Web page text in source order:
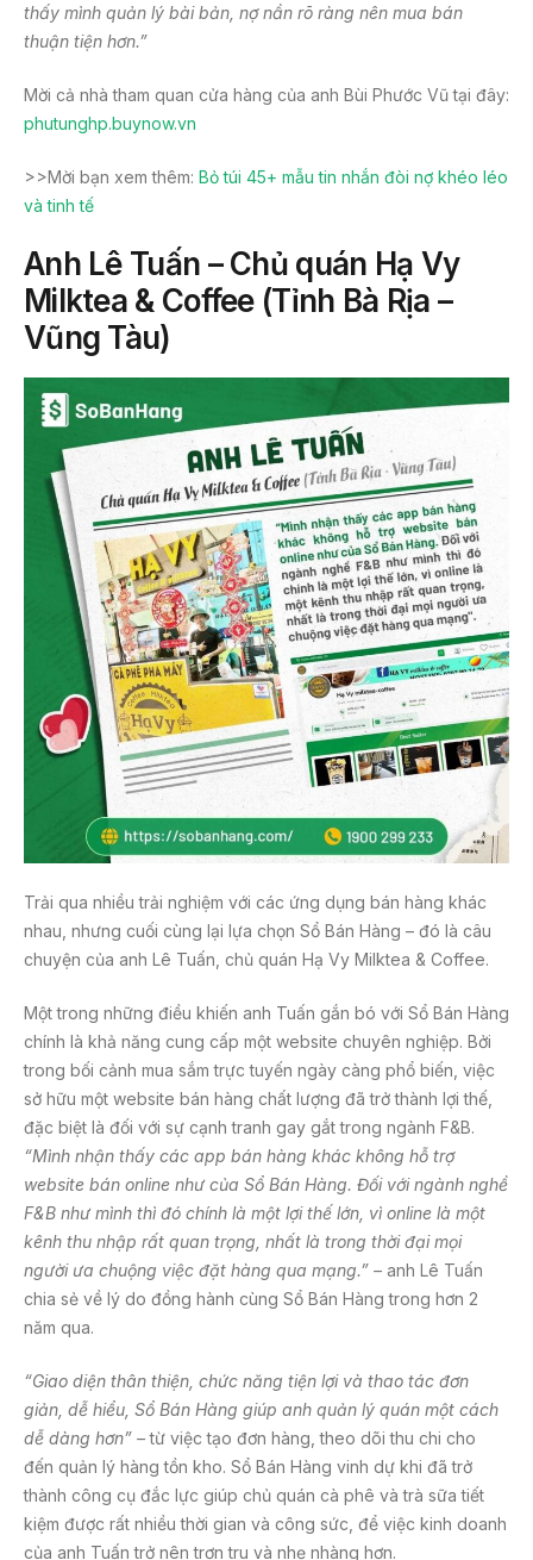
thấy mình quản lý bài bản, nợ nần rõ ràng nên mua bán
thuận tiện hơn.”
Mời cả nhà tham quan cửa hàng của anh Bùi Phước Vũ tại đây:
phutunghp.buynow.vn
>>Mời bạn xem thêm: Bỏ túi 45+ mẫu tin nhắn đòi nợ khéo léo
và tinh tế
Anh Lê Tuấn – Chủ quán Hạ Vy
Milktea & Coffee (Tỉnh Bà Rịa –
Vũng Tàu)
Trải qua nhiều trải nghiệm với các ứng dụng bán hàng khác
nhau, nhưng cuối cùng lại lựa chọn Sổ Bán Hàng – đó là câu
chuyện của anh Lê Tuấn, chủ quán Hạ Vy Milktea & Coffee.
Một trong những điều khiến anh Tuấn gắn bó với Sổ Bán Hàng
chính là khả năng cung cấp một website chuyên nghiệp. Bởi
trong bối cảnh mua sắm trực tuyến ngày càng phổ biến, việc
sở hữu một website bán hàng chất lượng đã trở thành lợi thế,
đặc biệt là đối với sự cạnh tranh gay gắt trong ngành F&B.
“Mình nhận thấy các app bán hàng khác không hỗ trợ
website bán online như của Sổ Bán Hàng. Đối với ngành nghề
F&B như mình thì đó chính là một lợi thế lớn, vì online là một
kênh thu nhập rất quan trọng, nhất là trong thời đại mọi
người ưa chuộng việc đặt hàng qua mạng.” – anh Lê Tuấn
chia sẻ về lý do đồng hành cùng Sổ Bán Hàng trong hơn 2
năm qua.
“Giao diện thân thiện, chức năng tiện lợi và thao tác đơn
giản, dễ hiểu, Sổ Bán Hàng giúp anh quản lý quán một cách
dễ dàng hơn” –từ việc tạo đơn hàng, theo dõi thu chi cho
đến quản lý hàng tồn kho. Sổ Bán Hàng vinh dự khi đã trở
thành công cụ đắc lực giúp chủ quán cà phê và trà sữa tiết
kiệm được rất nhiều thời gian và công sức, để việc kinh doanh
của anh Tuấn trở nên trơn tru và nhẹ nhàng hơn.